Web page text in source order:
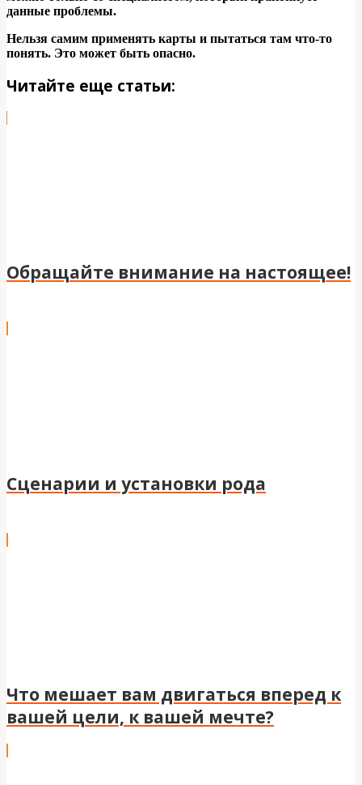
данные проблемы.
Нельзя самим применять карты и пытаться там что-то
понять. Это может быть опасно.
Читайте еще статьи:
Обращайте внимание на настоящее!
Сценарии и установки рода
Что мешает вам двигаться вперед к
вашей цели, к вашей мечте?